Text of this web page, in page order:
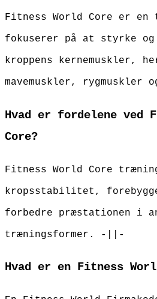
Fitness World Core er en
fokuserer på at styrke
kroppens kernemuskler,
mavemuskler, rygmuskler
Hvad er fordelene ved
Core?
Fitness World Core
kropsstabilitet,
forbedre præstationen i
træningsformer. -||-
Hvad er en Fitness